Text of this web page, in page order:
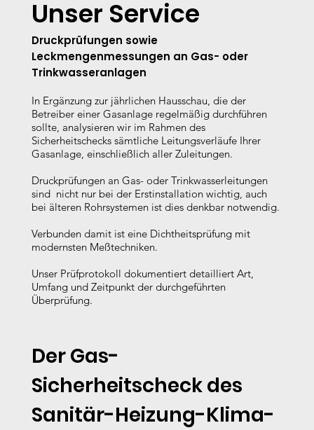
Der Gas-
Sicherheitscheck des
Sanitär-Heizung-Klima-
Unser Service
Druckprüfungen sowie
Leckmengenmessungen an Gas- oder
Trinkwasseranlagen
In Ergänzung zur jährlichen Hausschau, die der
Betreiber einer Gasanlage regelmäßig durchführen
sollte, analysieren wir im Rahmen des
Sicherheitschecks sämtliche Leitungsverläufe Ihrer
Gasanlage, einschließlich aller Zuleitungen.
Druckprüfungen an Gas- oder Trinkwasserleitungen
sind nicht nur bei der Erstinstallation wichtig, auch
bei älteren Rohrsystemen ist dies denkbar notwendig.
Verbunden damit ist eine Dichtheitsprüfung mit
modernsten Meßtechniken.
Unser Prüfprotokoll dokumentiert detailliert Art,
Umfang und Zeitpunkt der durchgeführten
Überprüfung.